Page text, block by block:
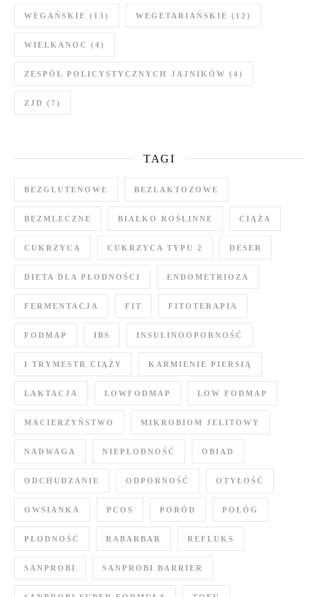
WEGAŃSKIE (13) WEGETARIAŃSKIE (12)
WIELKANOC (4)
ZESPÓŁ POLICYSTYCZNYCH JAJNIKÓW (4)
ZJD (7)
TAGI
BEZGLUTENOWE BEZLAKTOZOWE
BEZMLECZNE BIAŁKO ROŚLINNE CIĄŻA
CUKRZYCA CUKRZYCA TYPU 2 DESER
DIETA DLA PŁODNOŚCI ENDOMETRIOZA
FERMENTACJA FIT FITOTERAPIA
FODMAP IBS INSULINOOPORNOŚĆ
I TRYMESTR CIĄŻY KARMIENIE PIERSIĄ
LAKTACJA LOWFODMAP LOW FODMAP
MACIERZYŃSTWO MIKROBIOM JELITOWY
NADWAGA NIEPŁODNOŚĆ OBIAD
ODCHUDZANIE ODPORNOŚĆ OTYŁOŚĆ
OWSIANKA PCOS PORÓD POŁÓG
PŁODNOŚĆ RABARBAR REFLUKS
SANPROBI SANPROBI BARRIER